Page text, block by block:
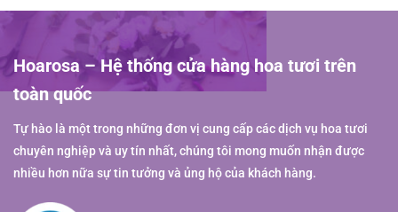
Hoarosa – Hệ thống cửa hàng hoa tươi trên
toàn quốc
Tự hào là một trong những đơn vị cung cấp các dịch vụ hoa tươi
chuyên nghiệp và uy tín nhất, chúng tôi mong muốn nhận được
nhiều hơn nữa sự tin tưởng và ủng hộ của khách hàng.